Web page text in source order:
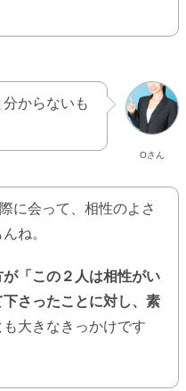
Oさん
からないも
に会って、相性のよさ
ね。
「この２人は相性がい
さったことに対し、素
も大きなきっかけです